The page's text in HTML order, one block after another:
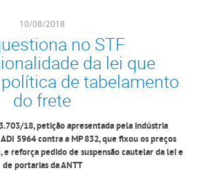
10/08/2018
no STF
da lei que
de tabelamento
do frete
18, petição apresentada pela indústria
5964 contra a MP 832, que fixou os preços
e reforça pedido de suspensão cautelar da lei e
de portarias da ANTT